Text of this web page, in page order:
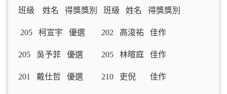
班級 姓名 得獎獎別 班級 姓名 得獎獎別
205 柯宣宇 優選 202 高浚祐 佳作
205 吳予菲 優選 205 林暄庭 佳作
201 戴仕哲 優選 210 吏倪 佳作